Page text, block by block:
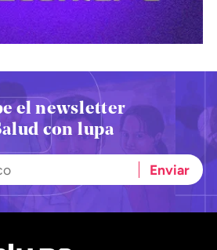
el newsletter
con lupa